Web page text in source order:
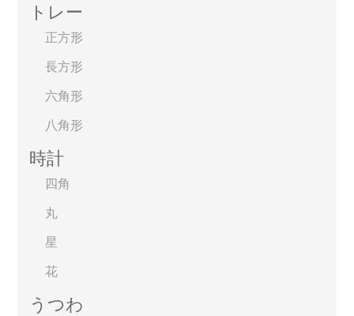
トレー
正方形
長方形
六角形
八角形
時計
四角
丸
星
花
うつわ